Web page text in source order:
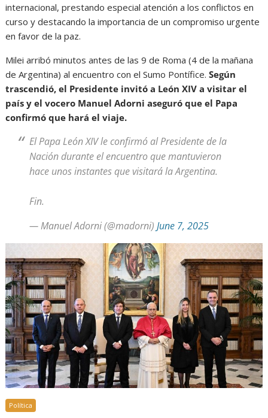
internacional, prestando especial atención a los conflictos en
curso y destacando la importancia de un compromiso urgente
en favor de la paz.
Milei arribó minutos antes de las 9 de Roma (4 de la mañana
de Argentina) al encuentro con el Sumo Pontífice.Según
trascendió, el Presidente invitó a León XIV a visitar el
país y el vocero Manuel Adorni aseguró que el Papa
confirmó que hará el viaje.
El Papa León XIV le confirmó al Presidente de la
Nación durante el encuentro que mantuvieron
hace unos instantes que visitará la Argentina.
Fin.
— Manuel Adorni (@madorni)June 7, 2025
Política